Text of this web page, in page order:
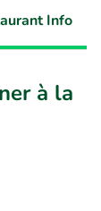
Info
à la